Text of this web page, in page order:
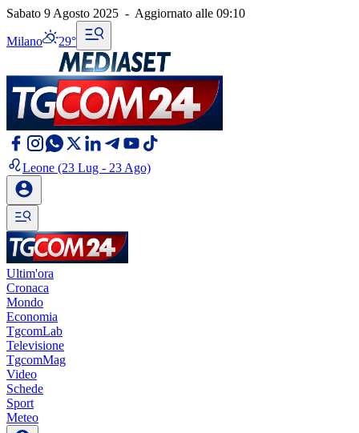
Sabato 9 Agosto 2025 - Aggiornato alle 09:10
Milano 29°
Leone (23 Lug - 23 Ago)
Ultim'ora
Cronaca
Mondo
Economia
TgcomLab
Televisione
TgcomMag
Video
Schede
Sport
Meteo